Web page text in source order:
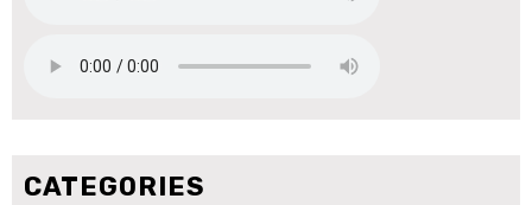
CATEGORIES